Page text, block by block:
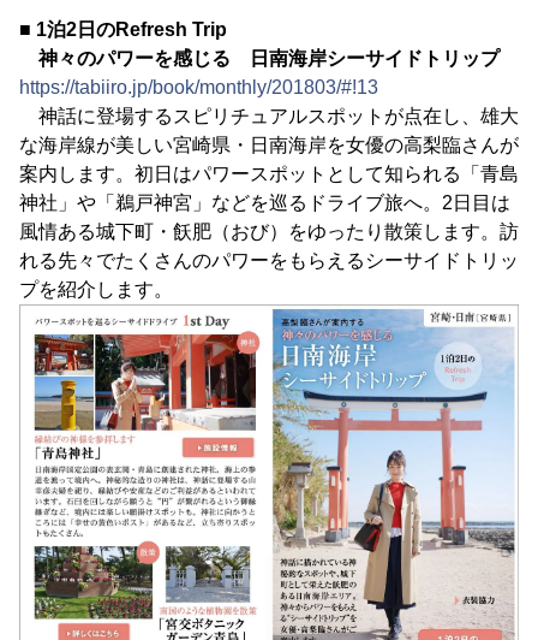
■ 1泊2日のRefresh Trip
神々のパワーを感じる 日南海岸シーサイドトリップ
https://tabiiro.jp/book/monthly/201803/#!13
神話に登場するスピリチュアルスポットが点在し、雄大
な海岸線が美しい宮崎県・日南海岸を女優の高梨臨さんが
案内します。初日はパワースポットとして知られる「青島
神社」や「鵜戸神宮」などを巡るドライブ旅へ。2日目は
風情ある城下町・飫肥（おび）をゆったり散策します。訪
れる先々でたくさんのパワーをもらえるシーサイドトリッ
プを紹介します。